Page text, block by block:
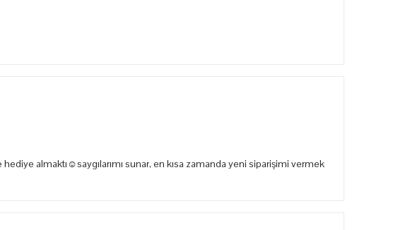
almaktı☺️saygılarımı sunar, en kısa zamanda yeni siparişimi vermek